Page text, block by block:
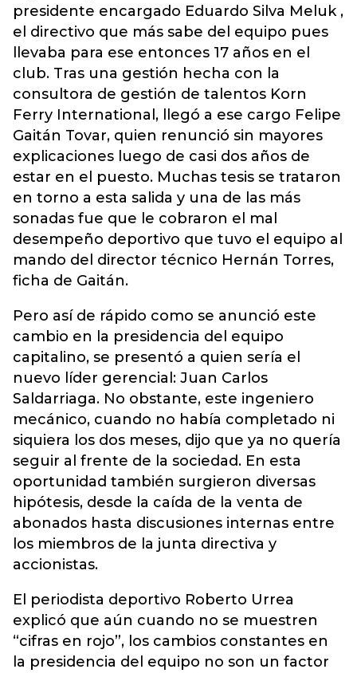
presidente encargado Eduardo Silva Meluk ,
el directivo que más sabe del equipo pues
llevaba para ese entonces 17 años en el
club. Tras una gestión hecha con la
consultora de gestión de talentos Korn
Ferry International, llegó a ese cargo Felipe
Gaitán Tovar, quien renunció sin mayores
explicaciones luego de casi dos años de
estar en el puesto. Muchas tesis se trataron
en torno a esta salida y una de las más
sonadas fue que le cobraron el mal
desempeño deportivo que tuvo el equipo al
mando del director técnico Hernán Torres,
ficha de Gaitán.
Pero así de rápido como se anunció este
cambio en la presidencia del equipo
capitalino, se presentó a quien sería el
nuevo líder gerencial: Juan Carlos
Saldarriaga. No obstante, este ingeniero
mecánico, cuando no había completado ni
siquiera los dos meses, dijo que ya no quería
seguir al frente de la sociedad. En esta
oportunidad también surgieron diversas
hipótesis, desde la caída de la venta de
abonados hasta discusiones internas entre
los miembros de la junta directiva y
accionistas.
El periodista deportivo Roberto Urrea
explicó que aún cuando no se muestren
“cifras en rojo”, los cambios constantes en
la presidencia del equipo no son un factor